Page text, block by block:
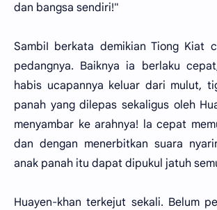
dan bangsa sendiri!"
SambiI berkata demikian Tiong Kiat
pedangnya. Baiknya ia berlaku
habis ucapannya keluar dari mulut,
panah yang dilepas sekaligus oleh
menyambar ke arahnya! la cepat
dan dengan menerbitkan suara
anak panah itu dapat dipukul jatuh
Huayen-khan terkejut sekali. Belum